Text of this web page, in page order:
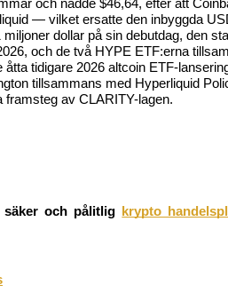
och nådde $46,64, efter att
— vilket ersatte den inbyggda
dollar på sin debutdag, den
och de två HYPE ETF:erna
tidigare 2026 altcoin ETF-
tillsammans med Hyperliquid
framsteg av CLARITY-lagen.
säker och pålitlig krypto